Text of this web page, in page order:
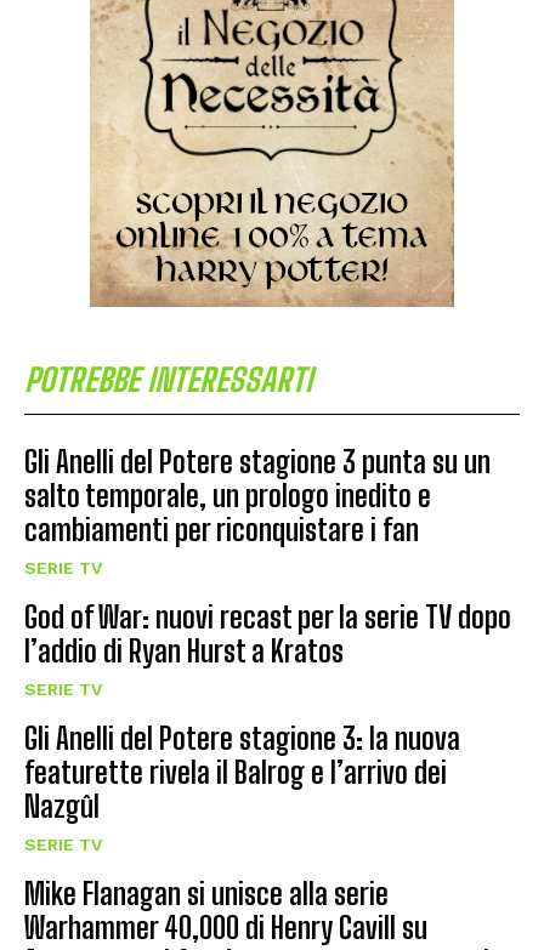
POTREBBE INTERESSARTI
Gli Anelli del Potere stagione 3 punta su un
salto temporale, un prologo inedito e
cambiamenti per riconquistare i fan
SERIE TV
God of War: nuovi recast per la serie TV dopo
l’addio di Ryan Hurst a Kratos
SERIE TV
Gli Anelli del Potere stagione 3: la nuova
featurette rivela il Balrog e l’arrivo dei
Nazgûl
SERIE TV
Mike Flanagan si unisce alla serie
Warhammer 40,000 di Henry Cavill su